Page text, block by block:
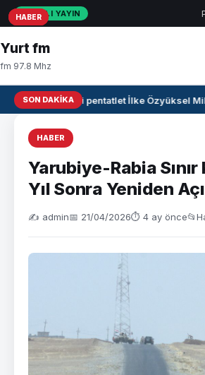
CANLI YAYIN
Yurt fm
fm 97.8 Mhz
SON DAKIKAMilli pentatlet İlke Özyüksel
HABER
Yarubiye-Rabia Sınır
Yıl Sonra Yeniden
✍️ admin📅 21/04/2026⏱ 4 ay önce📂
HABER
HABER
HABER